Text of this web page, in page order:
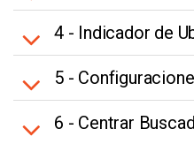
4 - Indicador de
5 -
6 - Centrar